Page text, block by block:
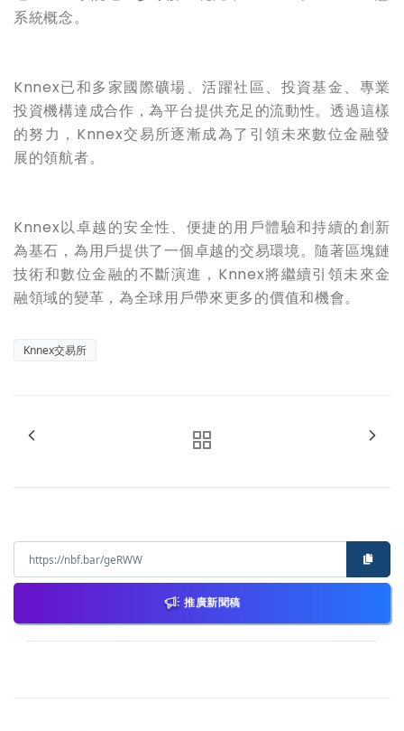
系統概念。
Knnex已和多家國際礦場、活躍社區、投資基金、專業
投資機構達成合作，為平台提供充足的流動性。透過這樣
的努力， Knnex交易所逐漸成為了引領未來數位金融發
展的領航者。
Knnex以卓越的安全性、便捷的用戶體驗和持續的創新
為基石，為用戶提供了一個卓越的交易環境。隨著區塊鏈
技術和數位金融的不斷演進， Knnex將繼續引領未來金
融領域的變革，為全球用戶帶來更多的價值和機會。
Knnex交易所
推廣新聞稿